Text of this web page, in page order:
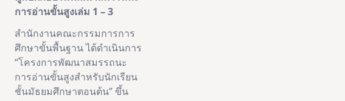
การอ่านขั้นสูงเล่ม 1 – 3
สำนักงานคณะกรรมการการ
ศึกษาขั้นพื้นฐาน ได้ดำเนินการ
“โครงการพัฒนาสมรรถนะ
การอ่านขั้นสูงสำหรับนักเรียน
ชั้นมัธยมศึกษาตอนต้น” ขึ้น